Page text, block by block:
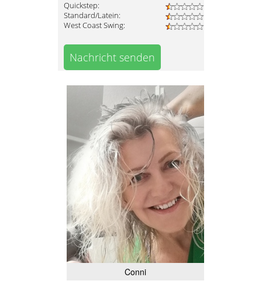
Quickstep:
Standard/Latein:
West Coast Swing:
Nachricht senden
Conni